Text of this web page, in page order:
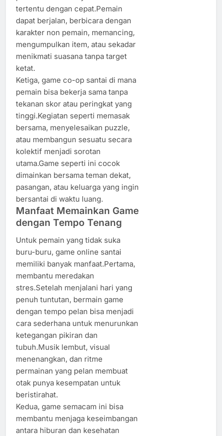
tertentu dengan cepat.Pemain
dapat berjalan, berbicara dengan
karakter non pemain, memancing,
mengumpulkan item, atau sekadar
menikmati suasana tanpa target
ketat.
Ketiga, game co-op santai di mana
pemain bisa bekerja sama tanpa
tekanan skor atau peringkat yang
tinggi.Kegiatan seperti memasak
bersama, menyelesaikan puzzle,
atau membangun sesuatu secara
kolektif menjadi sorotan
utama.Game seperti ini cocok
dimainkan bersama teman dekat,
pasangan, atau keluarga yang ingin
bersantai di waktu luang.
Manfaat Memainkan Game
dengan Tempo Tenang
Untuk pemain yang tidak suka
buru-buru, game online santai
memiliki banyak manfaat.Pertama,
membantu meredakan
stres.Setelah menjalani hari yang
penuh tuntutan, bermain game
dengan tempo pelan bisa menjadi
cara sederhana untuk menurunkan
ketegangan pikiran dan
tubuh.Musik lembut, visual
menenangkan, dan ritme
permainan yang pelan membuat
otak punya kesempatan untuk
beristirahat.
Kedua, game semacam ini bisa
membantu menjaga keseimbangan
antara hiburan dan kesehatan